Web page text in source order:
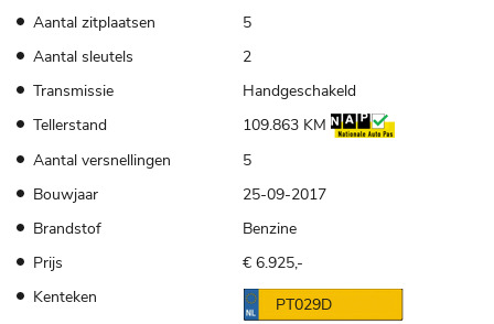
Aantal zitplaatsen
5
Aantal sleutels
2
Transmissie
Handgeschakeld
Tellerstand
109.863 KM
Aantal versnellingen
5
Bouwjaar
25-09-2017
Brandstof
Benzine
Prijs
€ 6.925,-
Kenteken
PT029D